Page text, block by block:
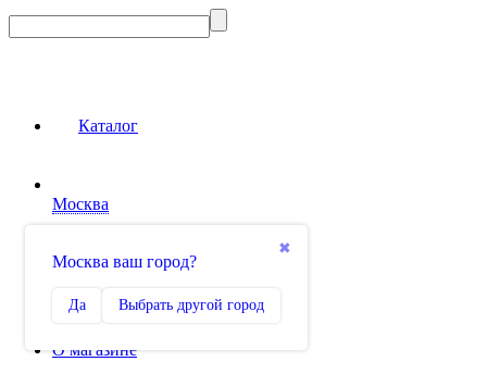
Каталог
Москва
✖
Москва ваш город?
Да Выбрать другой город
0
Избранное
О магазине